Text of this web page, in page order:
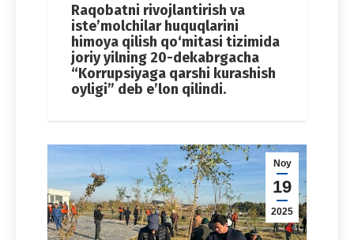
Raqobatni rivojlantirish va
iste’molchilar huquqlarini
himoya qilish qo‘mitasi tizimida
joriy yilning 20-dekabrgacha
“Korrupsiyaga qarshi kurashish
oyligi” deb e’lon qilindi.
Noy
19
2025